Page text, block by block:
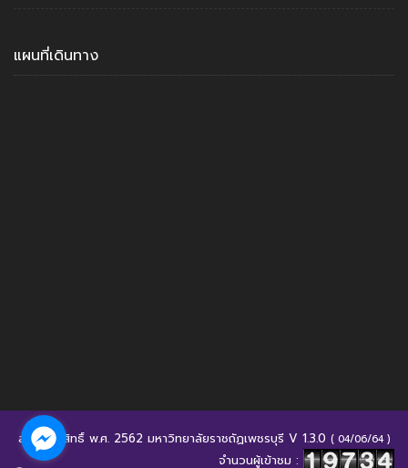
แผนที่เดินทาง
สงวนลิขสิทธิ์ พ.ศ. 2562 มหาวิทยาลัยราชถัฏเพชรบุรี V 1.3.0 ( 04/06/64 )
จำนวนผู้เข้าชม :